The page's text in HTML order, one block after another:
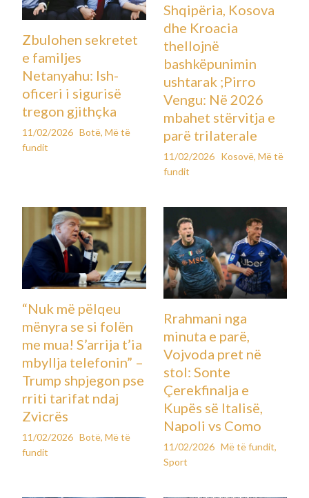
Zbulohen sekretet
e familjes
Netanyahu: Ish-
oficeri i sigurisë
tregon gjithçka
11/02/2026 Botë,Më të
fundit
Shqipëria, Kosova
dhe Kroacia
thellojnë
bashkëpunimin
ushtarak ;Pirro
Vengu: Në 2026
mbahet stërvitja e
parë trilaterale
11/02/2026 Kosovë, Më të
fundit
“Nuk më pëlqeu
mënyra se si folën
me mua! S’arrija t’ia
mbyllja telefonin” –
Trump shpjegon pse
rriti tarifat ndaj
Zvicrës
11/02/2026 Botë,Më të
fundit
Rrahmani nga
minuta e parë,
Vojvoda pret në
stol: Sonte
Çerekfinalja e
Kupës së Italisë,
Napoli vs Como
11/02/2026 Më të fundit,
Sport